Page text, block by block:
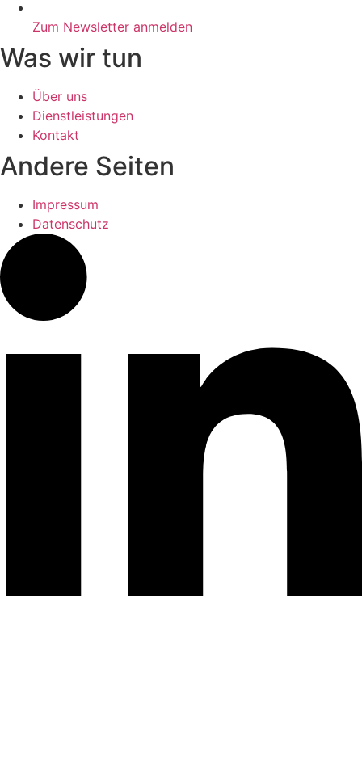
Zum Newsletter anmelden
Was wir tun
Über uns
Dienstleistungen
Kontakt
Andere Seiten
Impressum
Datenschutz